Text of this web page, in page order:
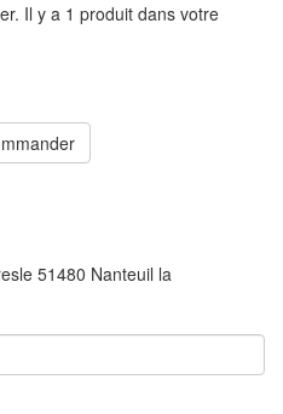
Il y a 1 produit dans votre
51480 Nanteuil la